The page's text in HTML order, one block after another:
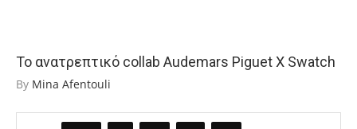
Το ανατρεπτικό collab Audemars Piguet Χ Swatch
By Mina Afentouli